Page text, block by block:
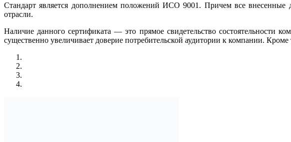
Стандарт является дополнением положений ИСО 9001. Причем все внесенные
отрасли.
Наличие данного сертификата — это прямое свидетельство
существенно увеличивает доверие потребительской аудитории к компании.